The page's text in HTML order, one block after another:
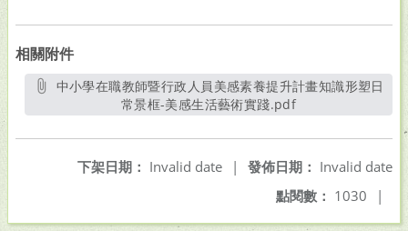
相關附件
常景框-美感生活藝術實踐.pdf另開新視窗
發佈日期： Invalid date
下架日期： Invalid date
|
點閱數： 1030 |